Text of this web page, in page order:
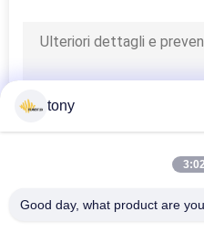
striscia di
tony
Good day, what product are